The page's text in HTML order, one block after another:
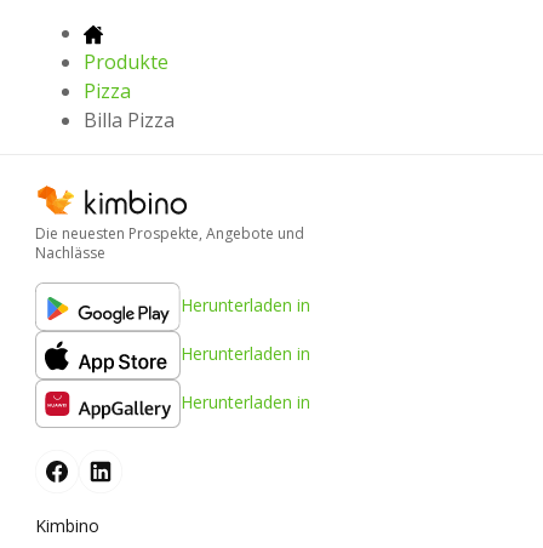
Produkte
Pizza
Billa Pizza
Die neuesten Prospekte, Angebote und
Nachlässe
Herunterladen in
Herunterladen in
Herunterladen in
Kimbino